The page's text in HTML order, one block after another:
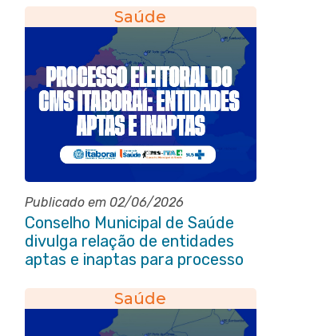
Saúde
Publicado em 02/06/2026
Conselho Municipal de Saúde
divulga relação de entidades
aptas e inaptas para processo
2030
Saúde